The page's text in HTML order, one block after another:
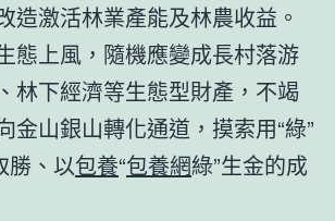
造激活林業產能及林農收益。
態上風，隨機應變成長村落游
林下經濟等生態型財產，不竭
金山銀山轉化通道，摸索用“綠”
勝、以包養“包養網綠”生金的成